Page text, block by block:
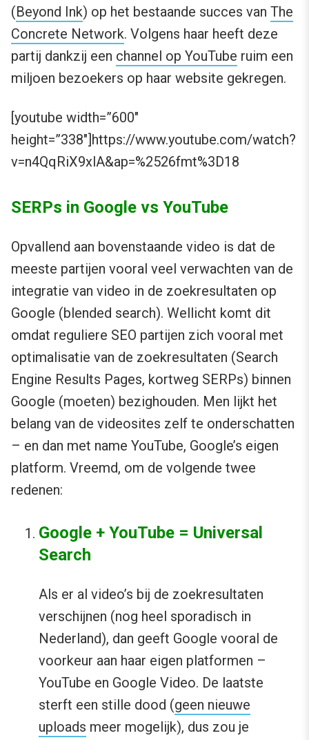
(Beyond Ink) op het bestaande succes van The
Concrete Network. Volgens haar heeft deze
partij dankzij een channel op YouTube ruim een
miljoen bezoekers op haar website gekregen.
[youtube width=”600″
height=”338″]https://www.youtube.com/watch?
v=n4QqRiX9xlA&ap=%2526fmt%3D18
SERPs in Google vs YouTube
Opvallend aan bovenstaande video is dat de
meeste partijen vooral veel verwachten van de
integratie van video in de zoekresultaten op
Google (blended search). Wellicht komt dit
omdat reguliere SEO partijen zich vooral met
optimalisatie van de zoekresultaten (Search
Engine Results Pages, kortweg SERPs) binnen
Google (moeten) bezighouden. Men lijkt het
belang van de videosites zelf te onderschatten
– en dan met name YouTube, Google’s eigen
platform. Vreemd, om de volgende twee
redenen:
Google + YouTube = Universal
Search
Als er al video’s bij de zoekresultaten
verschijnen (nog heel sporadisch in
Nederland), dan geeft Google vooral de
voorkeur aan haar eigen platformen –
YouTube en Google Video. De laatste
sterft een stille dood (geen nieuwe
uploads meer mogelijk), dus zou je